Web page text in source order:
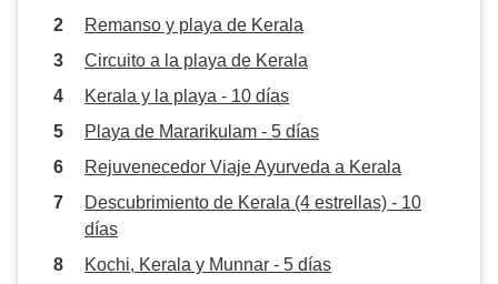
Remanso y playa de Kerala
Circuito a la playa de Kerala
Kerala y la playa - 10 días
Playa de Mararikulam - 5 días
Rejuvenecedor Viaje Ayurveda a Kerala
Descubrimiento de Kerala (4 estrellas) - 10
días
Kochi, Kerala y Munnar - 5 días